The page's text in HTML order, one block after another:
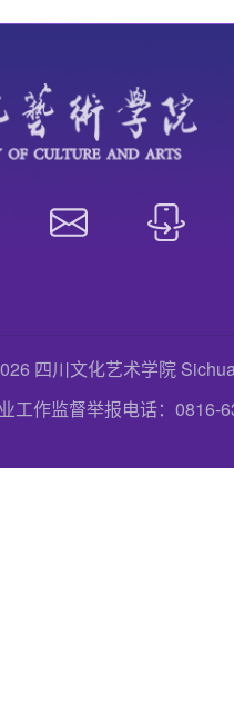
四川文化艺术学院
工作监督举报电话：